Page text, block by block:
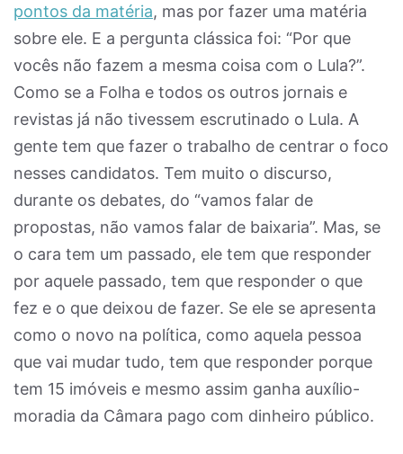
pontos da matéria, mas por fazer uma matéria
sobre ele. E a pergunta clássica foi: “Por que
vocês não fazem a mesma coisa com o Lula?”.
Como se a Folha e todos os outros jornais e
revistas já não tivessem escrutinado o Lula. A
gente tem que fazer o trabalho de centrar o foco
nesses candidatos. Tem muito o discurso,
durante os debates, do “vamos falar de
propostas, não vamos falar de baixaria”. Mas, se
o cara tem um passado, ele tem que responder
por aquele passado, tem que responder o que
fez e o que deixou de fazer. Se ele se apresenta
como o novo na política, como aquela pessoa
que vai mudar tudo, tem que responder porque
tem 15 imóveis e mesmo assim ganha auxílio-
moradia da Câmara pago com dinheiro público.